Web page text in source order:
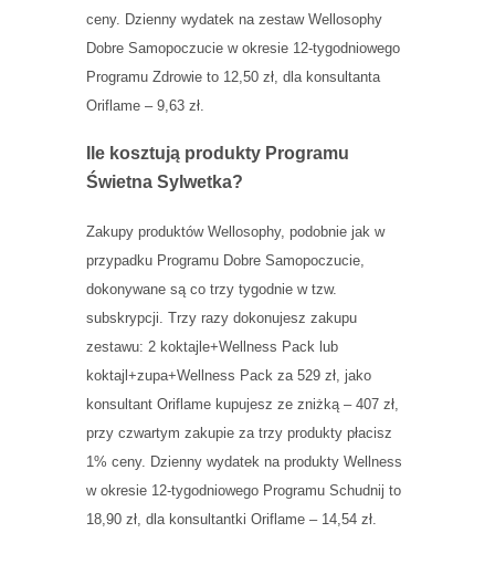
ceny. Dzienny wydatek na zestaw Wellosophy
Dobre Samopoczucie w okresie 12-tygodniowego
Programu Zdrowie to 12,50 zł, dla konsultanta
Oriflame – 9,63 zł.
Ile kosztują produkty Programu
Świetna Sylwetka?
Zakupy produktów Wellosophy, podobnie jak w
przypadku Programu Dobre Samopoczucie,
dokonywane są co trzy tygodnie w tzw.
subskrypcji. Trzy razy dokonujesz zakupu
zestawu: 2 koktajle+Wellness Pack lub
koktajl+zupa+Wellness Pack za 529 zł, jako
konsultant Oriflame kupujesz ze zniżką – 407 zł,
przy czwartym zakupie za trzy produkty płacisz
1% ceny. Dzienny wydatek na produkty Wellness
w okresie 12-tygodniowego Programu Schudnij to
18,90 zł, dla konsultantki Oriflame – 14,54 zł.